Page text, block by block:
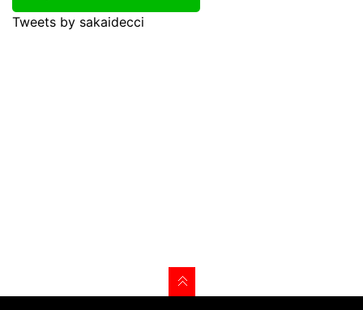
Tweets by sakaidecci